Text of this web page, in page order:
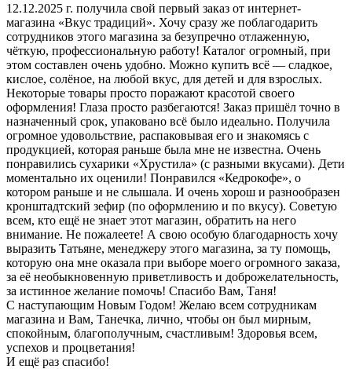
12.12.2025 г. получила свой первый заказ от интернет-
магазина «Вкус традиций». Хочу сразу же поблагодарить
сотрудников этого магазина за безупречно отлаженную,
чёткую, профессиональную работу! Каталог огромный, при
этом составлен очень удобно. Можно купить всё — сладкое,
кислое, солёное, на любой вкус, для детей и для взрослых.
Некоторые товары просто поражают красотой своего
оформления! Глаза просто разбегаются! Заказ пришёл точно в
назначенный срок, упаковано всё было идеально. Получила
огромное удовольствие, распаковывая его и знакомясь с
продукцией, которая раньше была мне не известна. Очень
понравились сухарики «Хрустила» (с разными вкусами). Дети
моментально их оценили! Понравился «Кедрокофе», о
котором раньше и не слышала. И очень хорош и разнообразен
кронштадтский зефир (по оформлению и по вкусу). Советую
всем, кто ещё не знает этот магазин, обратить на него
внимание. Не пожалеете! А свою особую благодарность хочу
выразить Татьяне, менеджеру этого магазина, за ту помощь,
которую она мне оказала при выборе моего огромного заказа,
за её необыкновенную приветливость и доброжелательность,
за истинное желание помочь! Спасибо Вам, Таня!
С наступающим Новым Годом! Желаю всем сотрудникам
магазина и Вам, Танечка, лично, чтобы он был мирным,
спокойным, благополучным, счастливым! Здоровья всем,
успехов и процветания!
И ещё раз спасибо!